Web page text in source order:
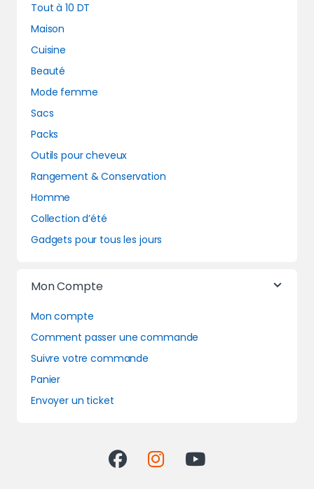
Tout à 10 DT
Maison
Cuisine
Beauté
Mode femme
Sacs
Packs
Outils pour cheveux
Rangement & Conservation
Homme
Collection d’été
Gadgets pour tous les jours
Mon Compte
Mon compte
Comment passer une commande
Suivre votre commande
Panier
Envoyer un ticket